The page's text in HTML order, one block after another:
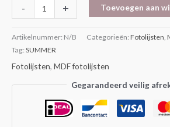
- + Toevoegen aan
Artikelnummer: N/B Categorieën: Fotolijsten
Tag: SUMMER
Fotolijsten, MDF fotolijsten
Gegarandeerd veilig